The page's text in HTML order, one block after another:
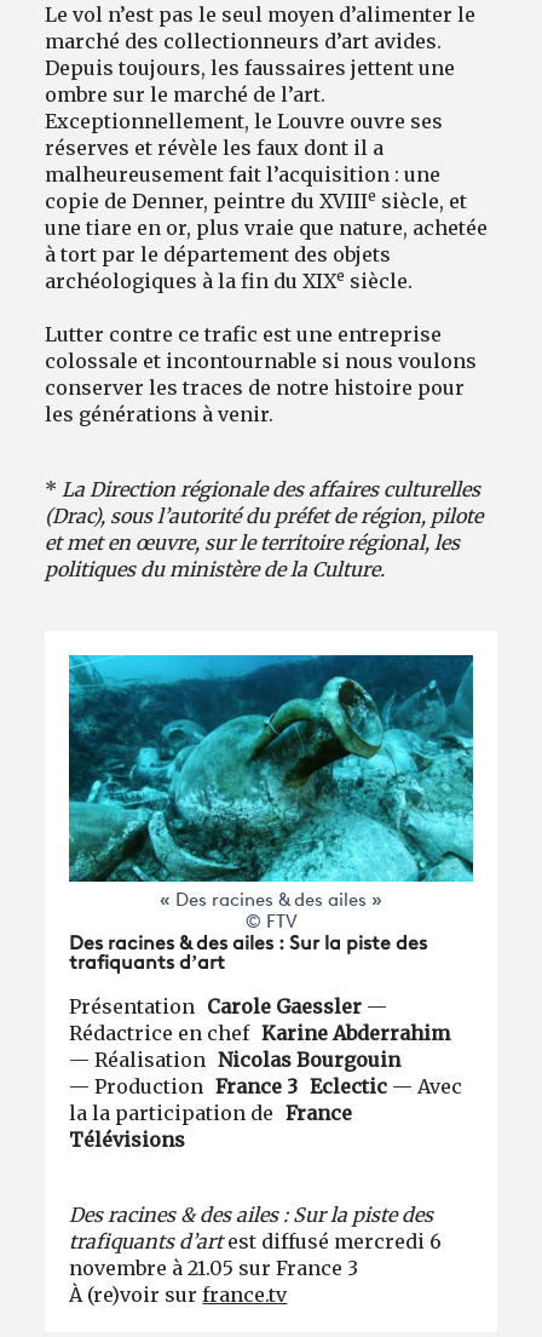
Le vol n’est pas le seul moyen d’alimenter le
marché des collectionneurs d’art avides.
Depuis toujours, les faussaires jettent une
ombre sur le marché de l’art.
Exceptionnellement, le Louvre ouvre ses
réserves et révèle les faux dont il a
malheureusement fait l’acquisition : une
copie de Denner, peintre du XVIIIe siècle, et
une tiare en or, plus vraie que nature, achetée
à tort par le département des objets
archéologiques à la fin du XIXe siècle.
Lutter contre ce trafic est une entreprise
colossale et incontournable si nous voulons
conserver les traces de notre histoire pour
les générations à venir.
* La Direction régionale des affaires culturelles
(Drac), sous l’autorité du préfet de région, pilote
et met en œuvre, sur le territoire régional, les
politiques du ministère de la Culture.
« Des racines & des ailes »
© FTV
Des racines & des ailes : Sur la piste des
trafiquants d’art
Présentation Carole Gaessler —
Rédactrice en chefKarine Abderrahim
— RéalisationNicolas Bourgouin
— ProductionFrance 3 Eclectic — Avec
la la participation deFrance
Télévisions
Des racines & des ailes : Sur la piste des
trafiquants d’artest diffusé mercredi 6
novembre à 21.05 sur France 3
À (re)voir surfrance.tv